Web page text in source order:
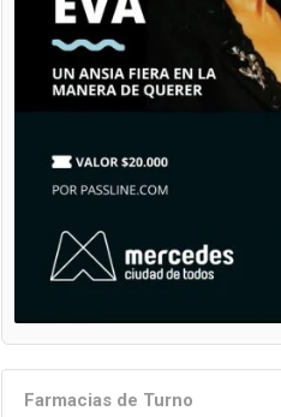
Farmacias de Turno